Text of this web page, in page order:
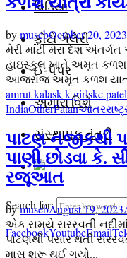
વિડિયો
ફોટો ગેલેરી
ઈ-પેપર
અમારા વિશે
સંસ્થાપક તંત્રી
Search for:
FacebookYoutubeEmail
bymusebOctober 20, 2023
મેરી માટી મેરા દેશ
હાઇસ્કુલ ખાતે અમૃત કળશ
આજરોજ અમૃત કળશ
amrut kalask k girlskc patel
IndiaOtherPatan
પાટણ નજીકથી
પાણી છોડવા કે.
રજૂઆત
bymusebAugust 19, 2023
એક સમયે સરસ્વતી
પાટણથી પસાર થતી
માસ શરૂ થઈ ગયો...